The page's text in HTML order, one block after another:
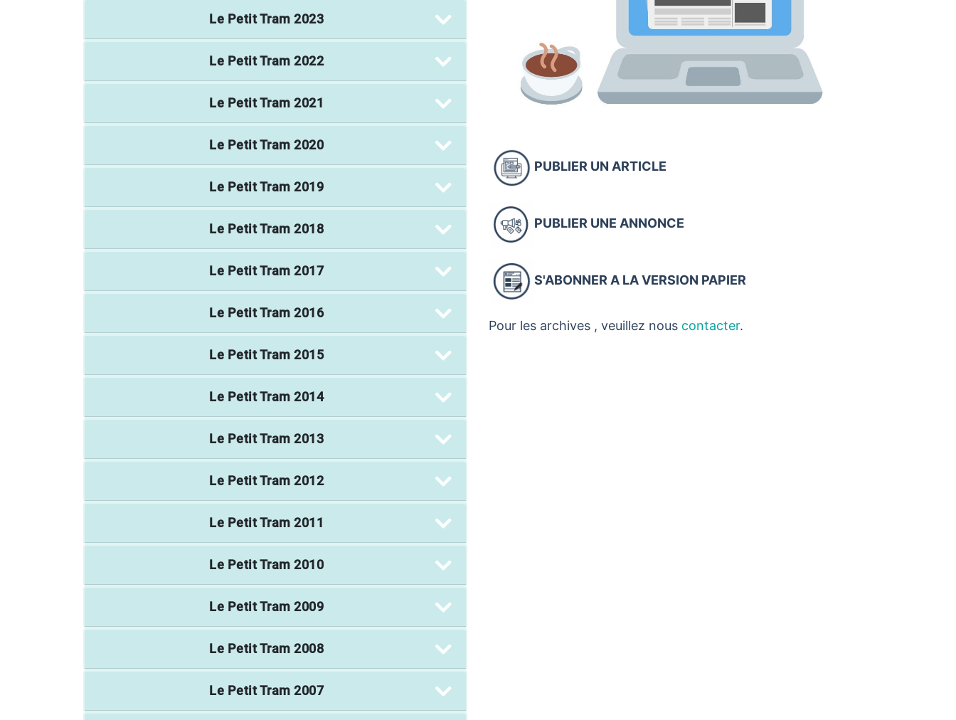
Le Petit Tram2023
Le Petit Tram2022
Le Petit Tram2021
Le Petit Tram2020
Le Petit Tram2019
Le Petit Tram2018
Le Petit Tram2017
Le Petit Tram2016
Le Petit Tram2015
Le Petit Tram2014
Le Petit Tram2013
Le Petit Tram2012
Le Petit Tram2011
Le Petit Tram2010
Le Petit Tram2009
Le Petit Tram2008
Le Petit Tram2007
PUBLIER UN ARTICLE
PUBLIER UNE ANNONCE
S'ABONNER A LA VERSION PAPIER
Pour les archives , veuillez nous contacter.